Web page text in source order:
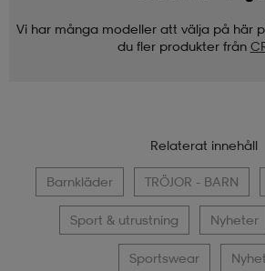
Vi har många modeller att välja på här
du fler produkter från
Relaterat innehåll
Barnkläder TRÖJOR - BARN
Sport & utrustning Nyheter
Sportswear